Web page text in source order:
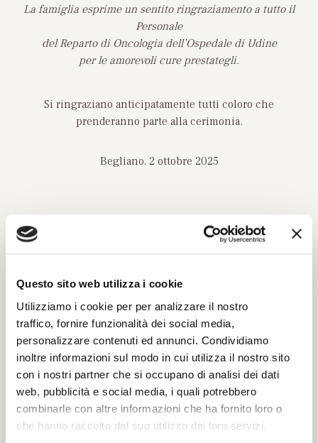
Questo sito web utilizza i cookie
Utilizziamo i cookie per per analizzare il nostro
traffico, fornire funzionalità dei social media,
personalizzare contenuti ed annunci. Condividiamo
inoltre informazioni sul modo in cui utilizza il nostro sito
con i nostri partner che si occupano di analisi dei dati
web, pubblicità e social media, i quali potrebbero
combinarle con altre informazioni che ha fornito loro o
che hanno raccolto dal suo utilizzo dei loro servizi.
La famiglia esprime un sentito ringraziamento a tutto il
Personale
del Reparto di Oncologia dell’Ospedale di Udine
per le amorevoli cure prestategli.
Si ringraziano anticipatamente tutti coloro che
prenderanno parte alla cerimonia.
Begliano, 2 ottobre 2025
INVIA UN MESSAGGIO DI
Compila il modulo con tutti i dati richiesti per
poter inviare le tue condoglianze.
Sarà nostra premura far pervenire alla famiglia
del defunto il tuo messaggio.
Il tuo nome e cognome *